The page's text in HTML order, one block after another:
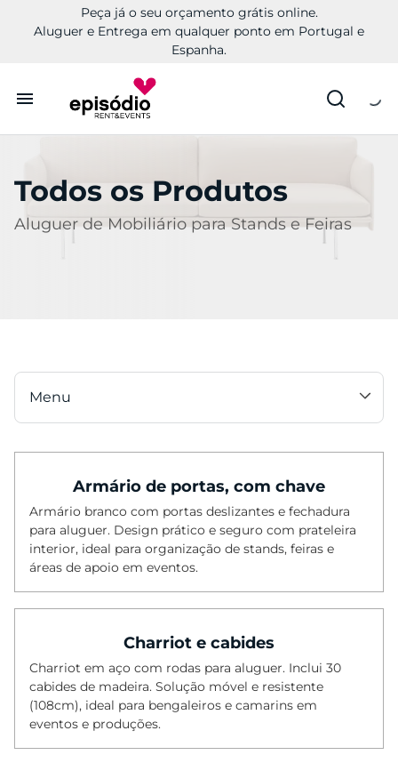
Peça já o seu orçamento grátis online.
Aluguer e Entrega em qualquer ponto em Portugal e
Espanha.
Aluguer
Conheça a Episódio
Contactos
Todos os Produtos
Aluguer de Mobiliário para Stands e Feiras
Menu
Cadeiras
Mesas
Mesas Altas
Cadeiras Altas
Sofás
Poltronas
Pufes
Bancos
Armário de portas, com chave
Armário branco com portas deslizantes e fechadura
para aluguer. Design prático e seguro com prateleira
interior, ideal para organização de stands, feiras e
áreas de apoio em eventos.
Charriot e cabides
Charriot em aço com rodas para aluguer. Inclui 30
cabides de madeira. Solução móvel e resistente
(108cm), ideal para bengaleiros e camarins em
eventos e produções.